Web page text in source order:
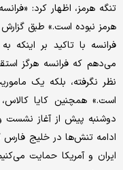
تنگه هرمز، اظهار کرد:
هرمز نبوده‌ است.» طبق
فرانسه با تاکید بر اینکه
می‌دهم که فرانسه هرگز
نظر نگرفته، بلکه یک
است.» همچنین کایا
دوشنبه پیش از آغاز نشست
ادامه تنش‌ها در خلیج
ایران و آمریکا حمایت